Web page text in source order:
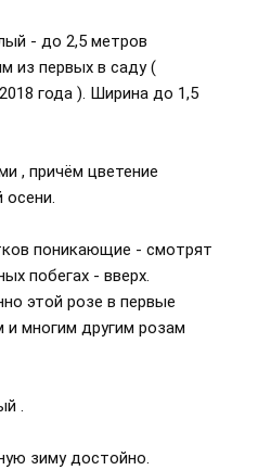
- до 2,5 метров
из первых в саду (
года ). Ширина до 1,5
, причём цветение
поникающие - смотрят
побегах - вверх.
этой розе в первые
и многим другим розам
.
зиму достойно.